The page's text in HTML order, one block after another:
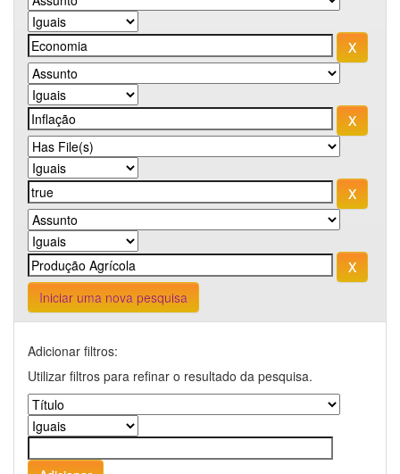
Iniciar uma nova pesquisa
Adicionar filtros:
Utilizar filtros para refinar o resultado da pesquisa.